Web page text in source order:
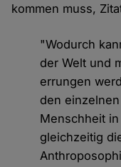
kommen muss,
"Wodurch
der Welt und
errungen
den
Menschheit
gleichzeitig